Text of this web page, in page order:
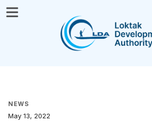
NEWS
May 13, 2022